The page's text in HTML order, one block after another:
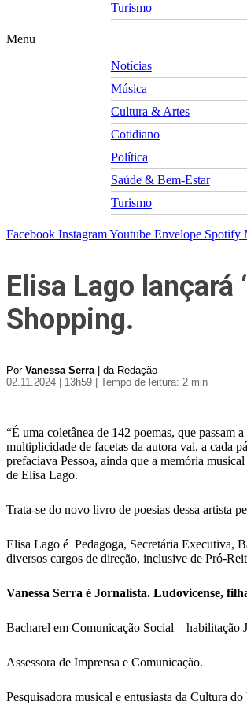
Turismo
Menu
Notícias
Música
Cultura & Artes
Cotidiano
Política
Saúde & Bem-Estar
Turismo
Facebook InstagramYoutube Envelope Spotify
Elisa Lago
Shopping.
Por Vanessa Serra| da Redação
02.11.2024 | 13h59
| Tempo de leitura: 2 min
“É uma coletânea de 142 poemas, que passam
multiplicidade de facetas da autora vai, a cada
prefaciava Pessoa, ainda que a memória
de Elisa Lago.
Trata-se do novo livro de poesias dessa artista
Elisa Lago é Pedagoga, Secretária Executiva,
diversos cargos de direção, inclusive de Pró-
Vanessa Serra é Jornalista. Ludovicense,
Bacharel em Comunicação Social –
Assessora de Imprensa e Comunicação.
Pesquisadora musical e entusiasta da Cultura